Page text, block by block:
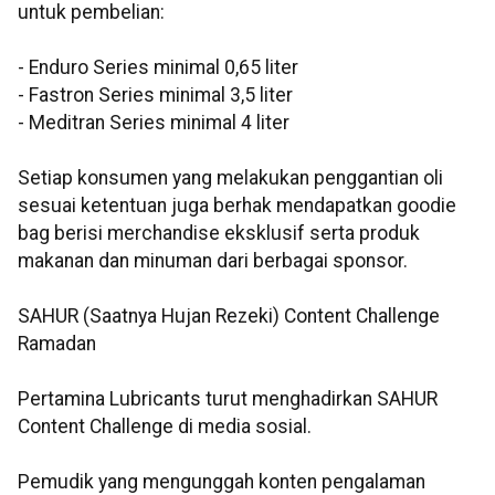
untuk pembelian:
- Enduro Series minimal 0,65 liter
- Fastron Series minimal 3,5 liter
- Meditran Series minimal 4 liter
Setiap konsumen yang melakukan penggantian oli
sesuai ketentuan juga berhak mendapatkan goodie
bag berisi merchandise eksklusif serta produk
makanan dan minuman dari berbagai sponsor.
SAHUR (Saatnya Hujan Rezeki) Content Challenge
Ramadan
Pertamina Lubricants turut menghadirkan SAHUR
Content Challenge di media sosial.
Pemudik yang mengunggah konten pengalaman